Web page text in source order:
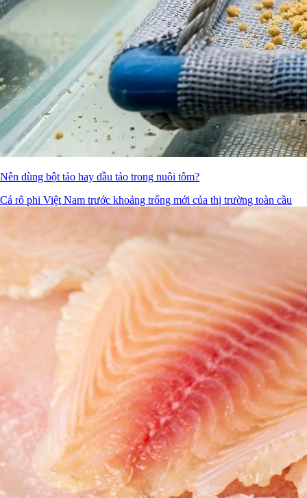
Nên dùng bột tảo hay dầu tảo trong nuôi tôm?
Cá rô phi Việt Nam trước khoảng trống mới của thị trường toàn cầu